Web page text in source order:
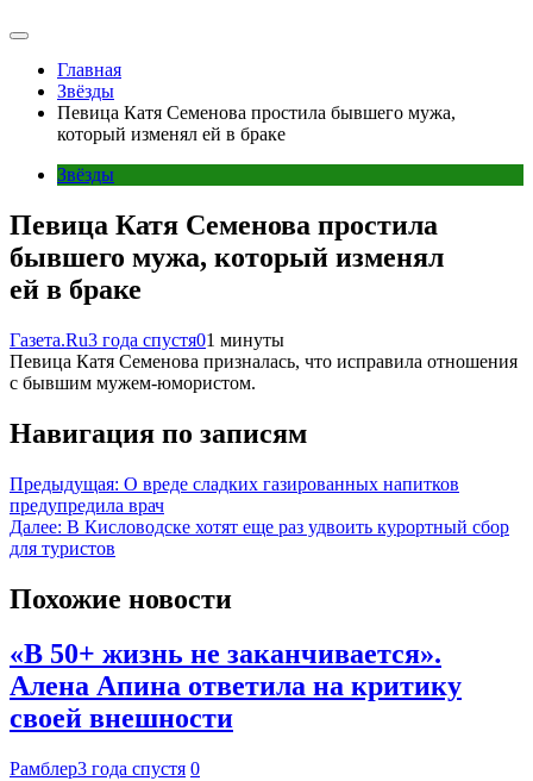
Главная
Звёзды
Певица Катя Семенова простила бывшего мужа,
который изменял ей в браке
Звёзды
Певица Катя Семенова простила
бывшего мужа, который изменял
ей в браке
Газета.Ru3 года спустя01 минуты
Певица Катя Семенова призналась, что исправила отношения
с бывшим мужем-юмористом.
Навигация по записям
Предыдущая: О вреде сладких газированных напитков
предупредила врач
Далее: В Кисловодске хотят еще раз удвоить курортный сбор
для туристов
Похожие новости
«В 50+ жизнь не заканчивается».
Алена Апина ответила на критику
своей внешности
Рамблер3 года спустя 0